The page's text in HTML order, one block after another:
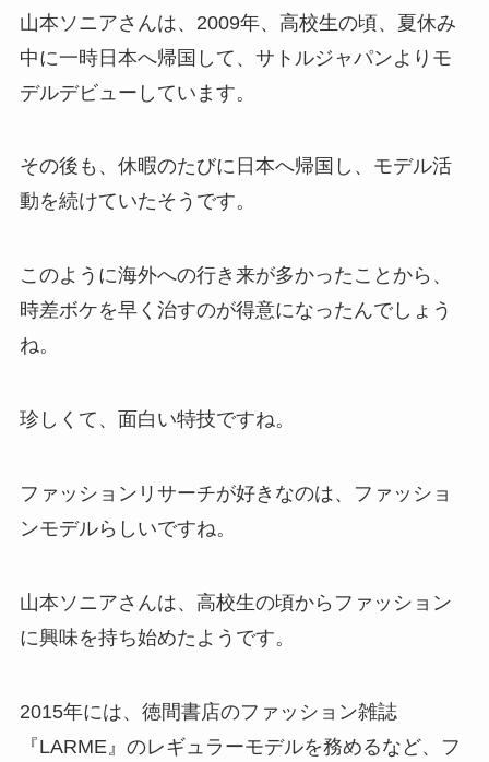
山本ソニアさんは、2009年、高校生の頃、夏休み
中に一時日本へ帰国して、サトルジャパンよりモ
デルデビューしています。
その後も、休暇のたびに日本へ帰国し、モデル活
動を続けていたそうです。
このように海外への行き来が多かったことから、
時差ボケを早く治すのが得意になったんでしょう
ね。
珍しくて、面白い特技ですね。
ファッションリサーチが好きなのは、ファッショ
ンモデルらしいですね。
山本ソニアさんは、高校生の頃からファッション
に興味を持ち始めたようです。
2015年には、徳間書店のファッション雑誌
『LARME』のレギュラーモデルを務めるなど、フ